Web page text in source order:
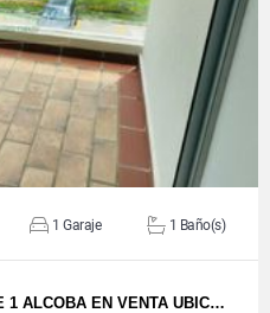
1 Garaje 1 Baño(s)
1 ALCOBA EN VENTA UBIC…